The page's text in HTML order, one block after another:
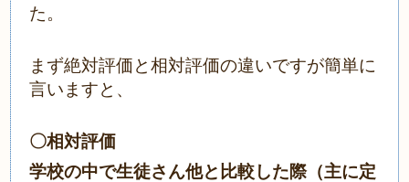
た。
まず絶対評価と相対評価の違いですが簡単に
言いますと、
〇相対評価
学校の中で生徒さん他と比較した際（主に定